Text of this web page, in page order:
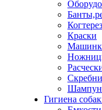
Краски
Гигиена